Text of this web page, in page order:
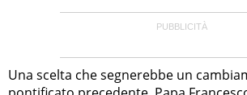
Una scelta che segnerebbe un